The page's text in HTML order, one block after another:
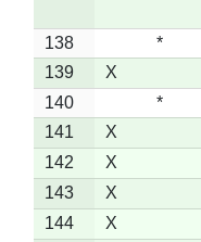
138 *
139
X
140
*
141
X
142
X
143
X
144
X